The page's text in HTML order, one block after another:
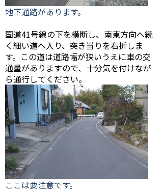
地下通路があります。
国道41号線の下を横断し、南東方向へ続
く細い道へ入り、突き当りを右折しま
す。この道は道路幅が狭いうえに車の交
通量がありますので、十分気を付けなが
ら通行してください。
ここは要注意です。